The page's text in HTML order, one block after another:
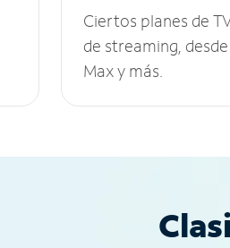
Ciertos planes de
de streaming,
Max y más.